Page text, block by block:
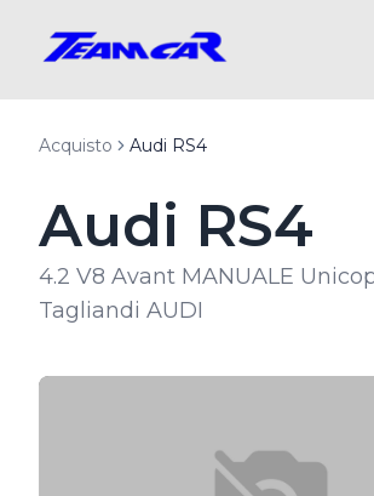
Acquisto Audi RS4
Audi RS4
4.2 V8 Avant MANUALE
Tagliandi AUDI